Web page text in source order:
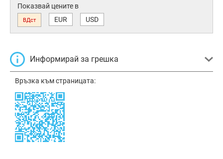
Показвай цените в
ВДст EUR USD
Информирай за грешка
Връзка към страницата: